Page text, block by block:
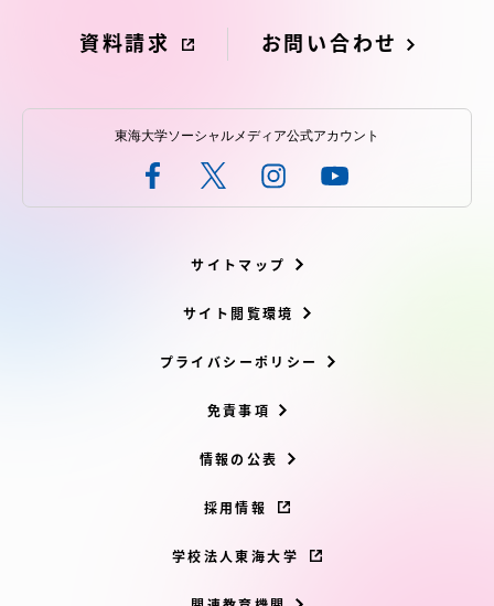
資料請求 お問い合わせ
東海大学ソーシャルメディア公式アカウント
サイトマップ
サイト閲覧環境
プライバシーポリシー
免責事項
情報の公表
採用情報
学校法人東海大学